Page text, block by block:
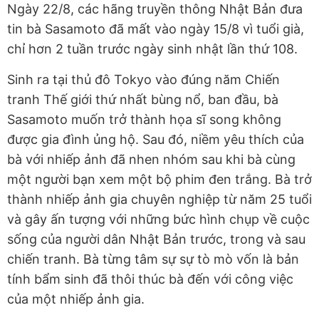
Ngày 22/8, các hãng truyền thông Nhật Bản đưa
tin bà Sasamoto đã mất vào ngày 15/8 vì tuổi già,
chỉ hơn 2 tuần trước ngày sinh nhật lần thứ 108.
Sinh ra tại thủ đô Tokyo vào đúng năm Chiến
tranh Thế giới thứ nhất bùng nổ, ban đầu, bà
Sasamoto muốn trở thành họa sĩ song không
được gia đình ủng hộ. Sau đó, niềm yêu thích của
bà với nhiếp ảnh đã nhen nhóm sau khi bà cùng
một người bạn xem một bộ phim đen trắng. Bà trở
thành nhiếp ảnh gia chuyên nghiệp từ năm 25 tuổi
và gây ấn tượng với những bức hình chụp về cuộc
sống của người dân Nhật Bản trước, trong và sau
chiến tranh. Bà từng tâm sự sự tò mò vốn là bản
tính bẩm sinh đã thôi thúc bà đến với công việc
của một nhiếp ảnh gia.